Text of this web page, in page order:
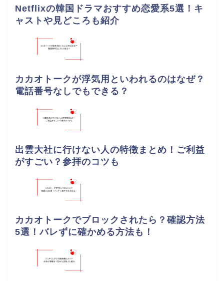
Netflixの韓国ドラマおすすめ恋愛系5選！キ
ャストや見どころも紹介
カカオトークが浮気用といわれるのはなぜ？
電話番号なしでもできる？
出雲大社に行けない人の特徴まとめ！ご利益
がすごい？参拝のコツも
カカオトークでブロックされたら？確認方法
5選！バレずに確かめる方法も！